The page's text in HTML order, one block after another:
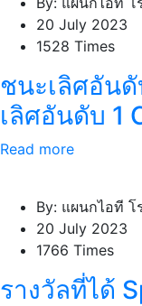
20 July 2023
1528 Times
ชนะเลิศอัน
เลิศอันดับ 1
Read more
By: แผนกไอที โ
20 July 2023
1766 Times
รางวัลที่ได้